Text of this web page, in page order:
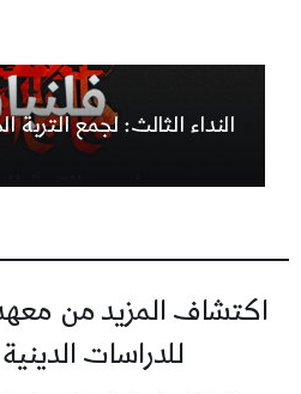
النداء الثالث: لجمع التربة
اكتشاف المزيد من
للدراسات